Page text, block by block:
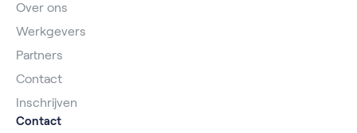
Over ons
Werkgevers
Partners
Contact
Inschrijven
Contact